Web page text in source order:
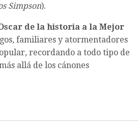
Simpson).
de la historia a la Mejor
familiares y atormentadores
recordando a todo tipo de
allá de los cánones